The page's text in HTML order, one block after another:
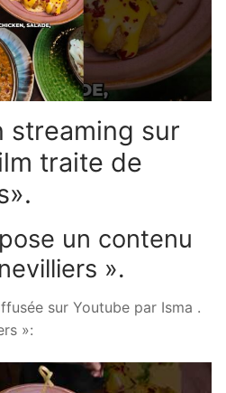
streaming sur
traite de
un contenu
».
sur Youtube par Isma .
»: